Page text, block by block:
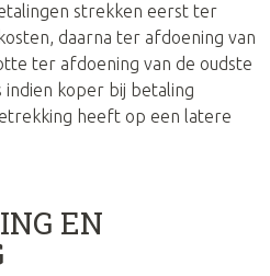
strekken eerst ter
daarna ter afdoening van
ter afdoening van de oudste
koper bij betaling
heeft op een latere
EN